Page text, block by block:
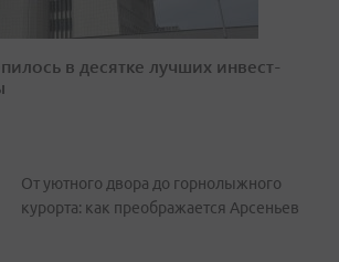
в десятке лучших инвест-
От уютного двора до горнолыжного
курорта: как преображается Арсеньев